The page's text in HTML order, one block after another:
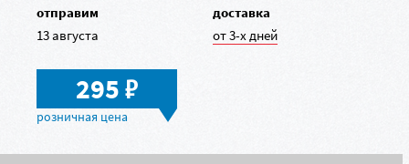
отправим
13 августа
доставка
от 3-х дней
295в